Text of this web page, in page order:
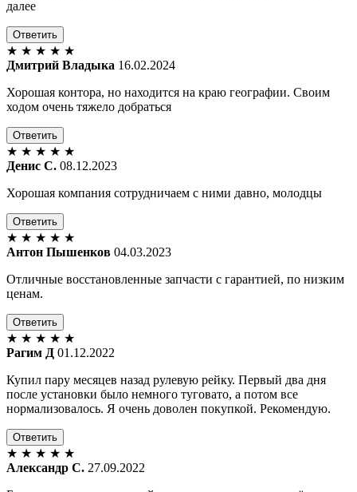
далее
Ответить
★ ★ ★ ★ ★
Дмитрий Владыка 16.02.2024
Хорошая контора, но находится на краю географии. Своим
ходом очень тяжело добраться
Ответить
★ ★ ★ ★ ★
Денис С. 08.12.2023
Хорошая компания сотрудничаем с ними давно, молодцы
Ответить
★ ★ ★ ★ ★
Антон Пышенков 04.03.2023
Отличные восстановленные запчасти с гарантией, по низким
ценам.
Ответить
★ ★ ★ ★ ★
Рагим Д 01.12.2022
Купил пару месяцев назад рулевую рейку. Первый два дня
после установки было немного туговато, а потом все
нормализовалось. Я очень доволен покупкой. Рекомендую.
Ответить
★ ★ ★ ★ ★
Александр С. 27.09.2022